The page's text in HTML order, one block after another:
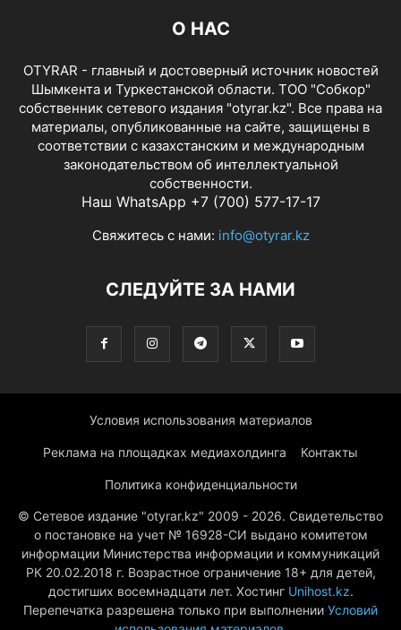
О НАС
OTYRAR - главный и достоверный источник новостей
Шымкента и Туркестанской области. ТОО "Собкор"
собственник сетевого издания "otyrar.kz". Все права на
материалы, опубликованные на сайте, защищены в
соответствии с казахстанским и международным
законодательством об интеллектуальной
собственности.
Наш WhatsApp +7 (700) 577-17-17
Свяжитесь с нами: info@otyrar.kz
СЛЕДУЙТЕ ЗА НАМИ
Условия использования материалов
Реклама на площадках медиахолдинга Контакты
Политика конфиденциальности
© Сетевое издание "otyrar.kz" 2009 - 2026. Свидетельство
о постановке на учет № 16928-СИ выдано комитетом
информации Министерства информации и коммуникаций
РК 20.02.2018 г. Возрастное ограничение 18+ для детей,
достигших восемнадцати лет. Хостинг Unihost.kz.
Перепечатка разрешена только при выполнении Условий